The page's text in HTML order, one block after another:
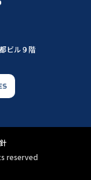
ビル９階
reserved